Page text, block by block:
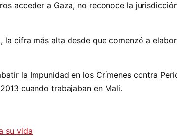
acceder a Gaza, no reconoce la
cifra más alta desde que comenzó a
la Impunidad en los Crímenes contra
cuando trabajaban en Mali.
su vida